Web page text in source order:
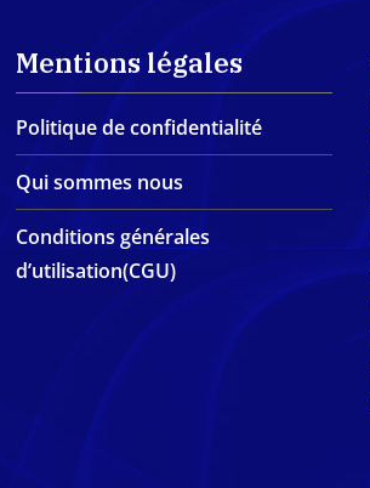
Mentions légales
Politique de confidentialité
Qui sommes nous
Conditions générales
d’utilisation(CGU)